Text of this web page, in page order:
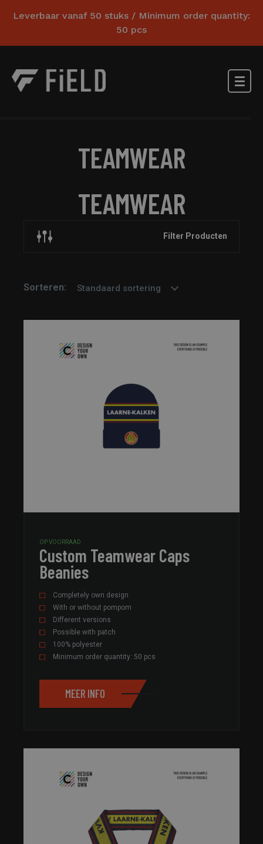
Leverbaar vanaf 50 stuks / Minimum order quantity:
50 pcs
TEAMWEAR
TEAMWEAR
Filter Producten
Sorteren: Standaard sortering
OP VOORRAAD
Custom Teamwear Caps
Beanies
Completely own design
With or without pompom
Different versions
Possible with patch
100% polyester
Minimum order quantity: 50 pcs
MEER INFO